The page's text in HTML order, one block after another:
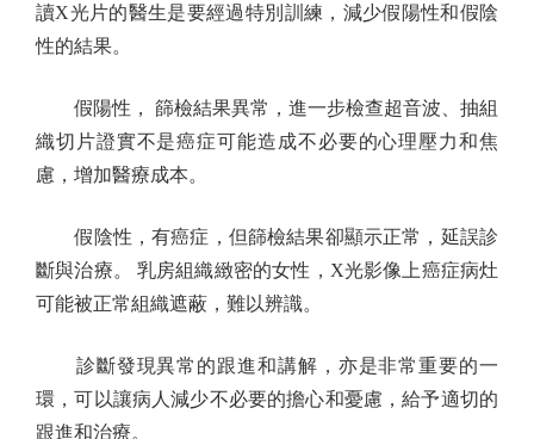
讀X光片的醫生是要經過特別訓練，減少假陽性和假陰
性的結果。
假陽性， 篩檢結果異常，進一步檢查超音波、抽組
織切片證實不是癌症可能造成不必要的心理壓力和焦
慮，增加醫療成本。
假陰性，有癌症，但篩檢結果卻顯示正常，延誤診
斷與治療。 乳房組織緻密的女性，X光影像上癌症病灶
可能被正常組織遮蔽，難以辨識。
診斷發現異常的跟進和講解，亦是非常重要的一
環，可以讓病人減少不必要的擔心和憂慮，給予適切的
跟進和治療。